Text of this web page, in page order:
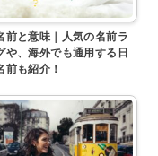
前と意味｜人気の名前ラ
や、海外でも通用する日
前も紹介！